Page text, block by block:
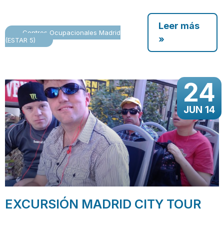
Centros Ocupacionales Madrid
(ESTAR 5)
Leer más
»
24
JUN 14
EXCURSIÓN MADRID CITY TOUR